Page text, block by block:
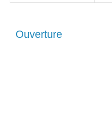
Ouverture